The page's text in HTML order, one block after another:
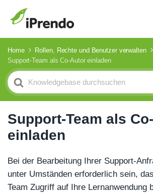
Home
Rollen, Rechte und Benutzer verwalten
Support-Team als Co-Autor einladen
Search
For
Support-Team als
einladen
Bei der Bearbeitung Ihrer Support-
unter Umständen erforderlich sein,
Team Zugriff auf Ihre Lernanwendung